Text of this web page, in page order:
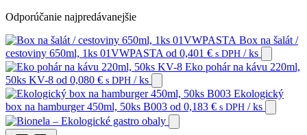
Odporúčanie najpredávanejšie
Box na šalát /
cestoviny 650ml, 1ks 01VWPASTA od 0,401 € s DPH / ks
Eko pohár na kávu 220ml,
50ks KV-8 od 0,080 € s DPH / ks
Ekologický
box na hamburger 450ml, 50ks B003 od 0,183 € s DPH / ks